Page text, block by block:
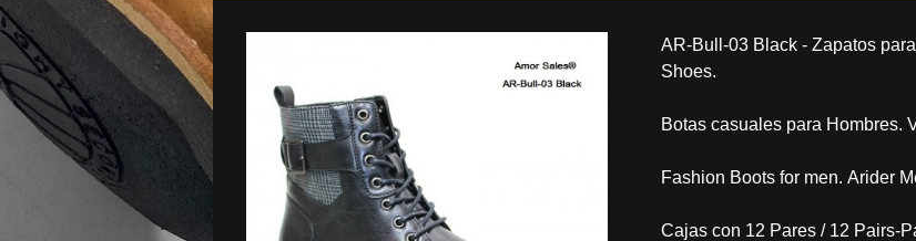
AR-Bull-03 Black - Zapatos
Shoes.
Botas casuales para Hombres.
Fashion Boots for men. Arider
Cajas con 12 Pares / 12 Pairs-